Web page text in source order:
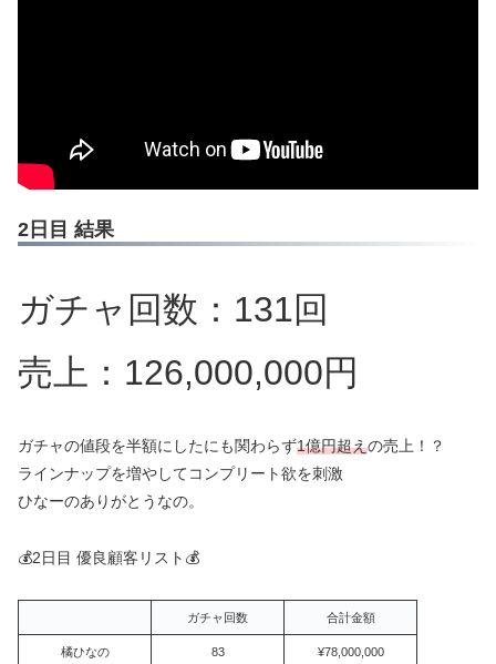
2日目 結果
ガチャ回数：131回
売上：126,000,000円
ガチャの値段を半額にしたにも関わらず1億円超えの売上！？
ラインナップを増やしてコンプリート欲を刺激
ひなーのありがとうなの。
💰2日目 優良顧客リスト💰
ガチャ回数 合計金額
橘ひなの 83 ¥78,000,000